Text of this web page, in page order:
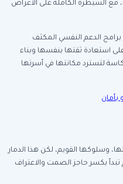
، مع السيطرة الكاملة على الأعراض
برامج الدعم النفسي المكثف
استعادة ثقتها بنفسها وبناء
لتسترد مكانتها في أسرتها
بأمان
وسلوكها القويم، لكن هذا الدمار
تبدأ بكسر حاجز الصمت والاعتراف